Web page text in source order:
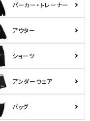
パーカー・トレーナー
アウター
ショーツ
アンダーウェア
バッグ